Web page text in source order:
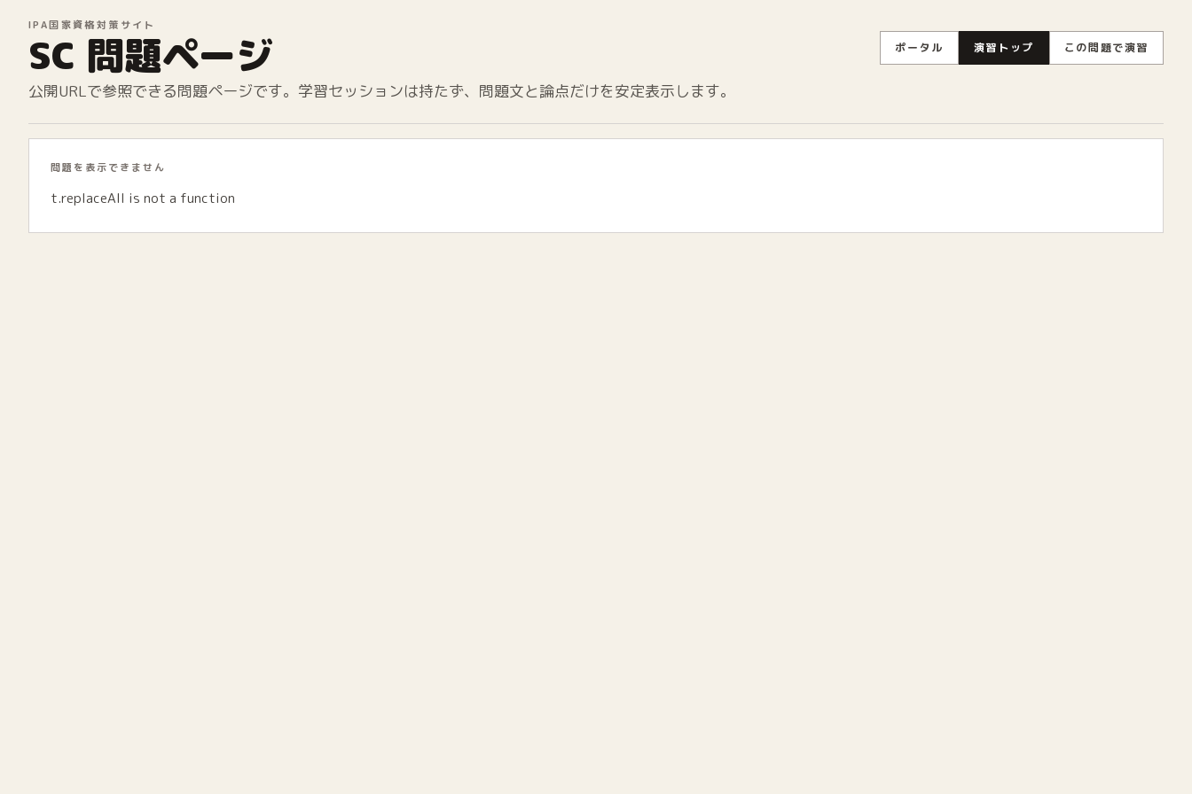
IPA国家資格対策サイト
SC 問題ページ ポータル 演習トップ この問題で演習
公開URLで参照できる問題ページです。学習セッションは持たず、問題文と論点だけを安定表示します。
問題を表示できません
t.replaceAll is not a function